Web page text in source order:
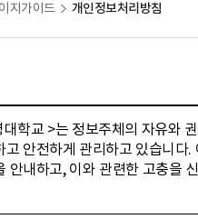
지가이드 개인정보처리방침
대학교 >는 정보주체의 자유와
고 안전하게 관리하고 있습니다
안내하고, 이와 관련한 고충을